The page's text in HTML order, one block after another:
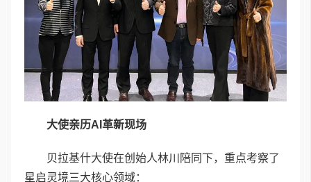
大使亲历AI 革新现场
贝拉基什大使在创始人林川陪同下，重点考察了
星启灵境三大核心领域：